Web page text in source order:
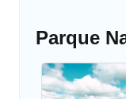
Parque